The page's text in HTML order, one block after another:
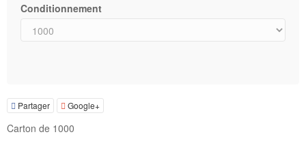
Conditionnement
Partager Google+
Carton de 1000